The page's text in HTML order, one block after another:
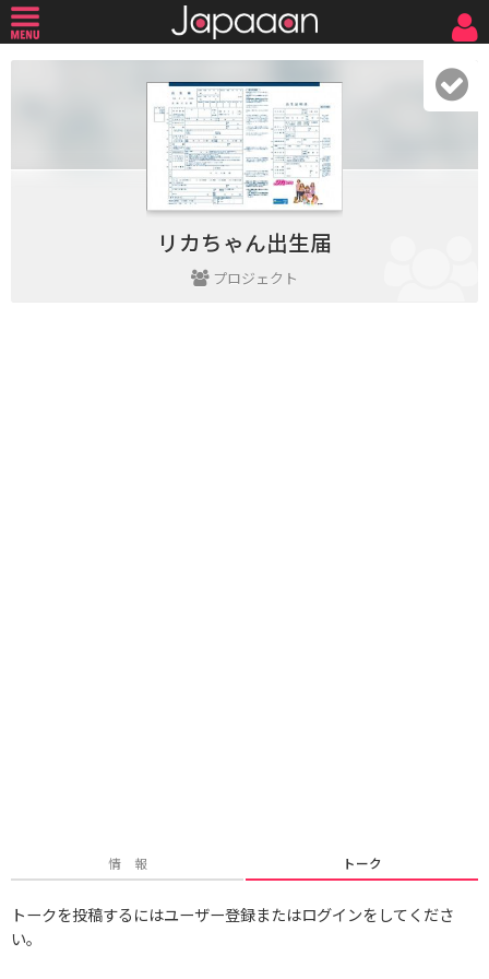
リカちゃん出生届
プロジェクト
情 報 トーク
トークを投稿するにはユーザー登録またはログインをしてくださ
い。